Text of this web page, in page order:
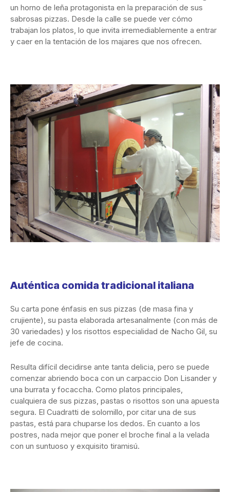
un horno de leña protagonista en la preparación de sus
sabrosas pizzas. Desde la calle se puede ver cómo
trabajan los platos, lo que invita irremediablemente a entrar
y caer en la tentación de los majares que nos ofrecen.
Auténtica comida tradicional italiana
Su carta pone énfasis en sus pizzas (de masa fina y
crujiente), su pasta elaborada artesanalmente (con más de
30 variedades) y los risottos especialidad de Nacho Gil, su
jefe de cocina.
Resulta difícil decidirse ante tanta delicia, pero se puede
comenzar abriendo boca con un carpaccio Don Lisander y
una burrata y focaccha. Como platos principales,
cualquiera de sus pizzas, pastas o risottos son una apuesta
segura. El Cuadratti de solomillo, por citar una de sus
pastas, está para chuparse los dedos. En cuanto a los
postres, nada mejor que poner el broche final a la velada
con un suntuoso y exquisito tiramisú.